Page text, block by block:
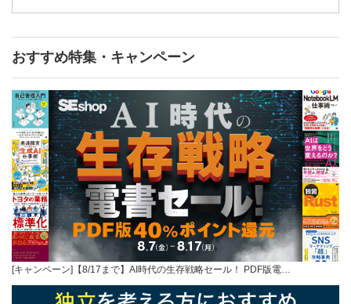
おすすめ特集・キャンペーン
[キャンペーン]【8/17まで】AI時代の生存戦略セール！ PDF版電…